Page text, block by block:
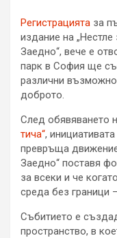
Регистрацията за
издание на
Заедно“, вече е
парк в София ще
различни
доброто.
След обявяването
тича“,
превръща
Заедно“ поставя
за всеки и че
среда без граници
Събитието е
пространство, в